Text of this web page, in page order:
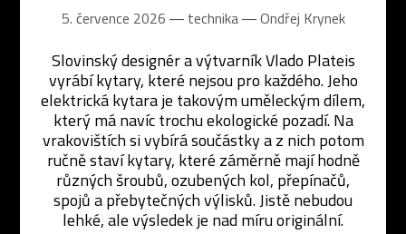
5. července 2026 ― technika ―Ondřej Krynek
Slovinský designér a výtvarník Vlado Plateis
vyrábí kytary, které nejsou pro každého. Jeho
elektrická kytara je takovým uměleckým dílem,
který má navíc trochu ekologické pozadí. Na
vrakovištích si vybírá součástky a z nich potom
ručně staví kytary, které záměrně mají hodně
různých šroubů, ozubených kol, přepínačů,
spojů a přebytečných výlisků. Jistě nebudou
lehké, ale výsledek je nad míru originální.